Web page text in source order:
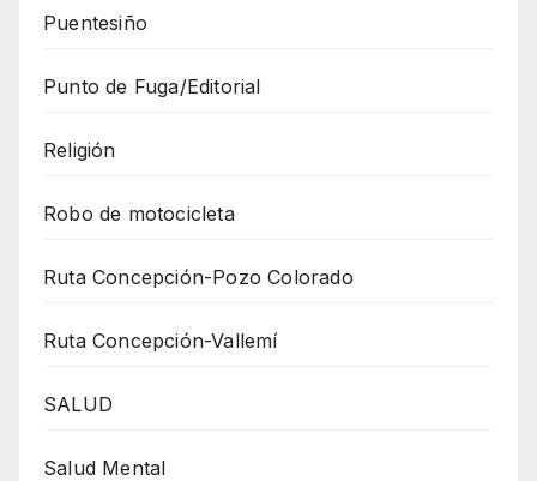
Puentesiño
Punto de Fuga/Editorial
Religión
Robo de motocicleta
Ruta Concepción-Pozo Colorado
Ruta Concepción-Vallemí
SALUD
Salud Mental